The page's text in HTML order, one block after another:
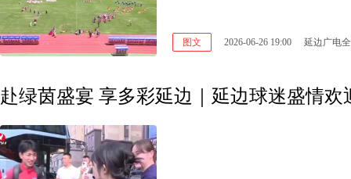
图文 2026-06-26 19:00 延边广电
赴绿茵盛宴 享多彩延边｜延边球迷盛情欢